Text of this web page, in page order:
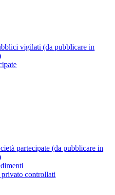
vigilati (da pubblicare in
partecipate (da pubblicare in
controllati